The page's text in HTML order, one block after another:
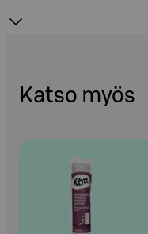
Katso myös